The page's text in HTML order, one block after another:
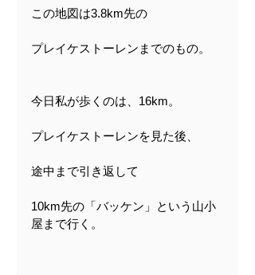
この地図は3.8km先の
プレイケストーレンまでのもの。
今日私が歩くのは、16km。
プレイケストーレンを見た後、
途中まで引き返して
10km先の「バッケン」という山小
屋まで行く。